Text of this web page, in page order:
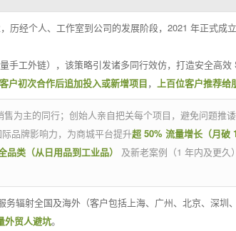
历经个人、工作室到公司的发展阶段，2021 年正式成
手工外链），该策略引发诸多同行效仿，打造安全高效
户初次合作后追加投入或新增项目， 上百位客户推荐给
为主的同行；创始人亲自把关每个项目，避免问题推诿
品牌影响力，为商城平台提升超 50% 流量增长（月破
品类（从日用品到工业品）
及新老案例（1 年内及更久
辐射全国及海外（客户包括上海、广州、北京、深圳
外贸人避坑。